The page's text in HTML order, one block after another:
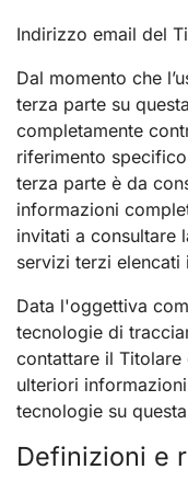
Indirizzo email del
Dal momento che
terza parte su
completamente
riferimento
terza parte è da
informazioni
invitati a consultare
servizi terzi elencati
Data l'oggettiva
tecnologie di
contattare il
ulteriori
tecnologie su
Definizioni e